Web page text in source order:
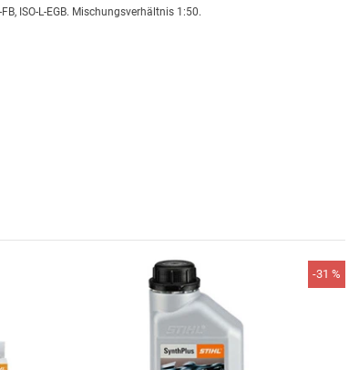
ISO-L-EGB. Mischungsverhältnis 1:50.
-31 %